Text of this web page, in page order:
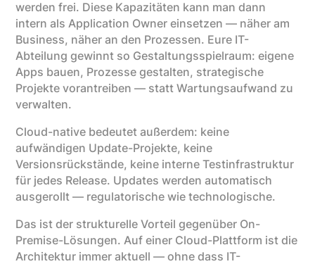
werden frei. Diese Kapazitäten kann man dann
intern als Application Owner einsetzen — näher am
Business, näher an den Prozessen. Eure IT-
Abteilung gewinnt so Gestaltungsspielraum: eigene
Apps bauen, Prozesse gestalten, strategische
Projekte vorantreiben — statt Wartungsaufwand zu
verwalten.
Cloud-native bedeutet außerdem: keine
aufwändigen Update-Projekte, keine
Versionsrückstände, keine interne Testinfrastruktur
für jedes Release. Updates werden automatisch
ausgerollt — regulatorische wie technologische.
Das ist der strukturelle Vorteil gegenüber On-
Premise-Lösungen. Auf einer Cloud-Plattform ist die
Architektur immer aktuell — ohne dass IT-